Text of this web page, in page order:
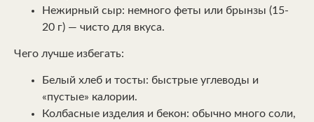
Нежирный сыр: немного феты или брынзы (15-
20 г) — чисто для вкуса.
Чего лучше избегать:
Белый хлеб и тосты: быстрые углеводы и
«пустые» калории.
Колбасные изделия и бекон: обычно много соли,